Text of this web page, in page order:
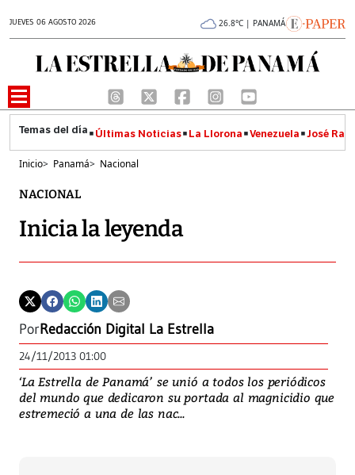
JUEVES 06 AGOSTO 2026 26.8°C | PANAMÁ
Últimas Noticias La Llorona Venezuela José
Inicio> Panamá> Nacional
NACIONAL
Inicia la leyenda
PorRedacción Digital La Estrella
24/11/2013 01:00
‘La Estrella de Panamá’ se unió a todos los periódicos
del mundo que dedicaron su portada al magnicidio que
estremeció a una de las nac...